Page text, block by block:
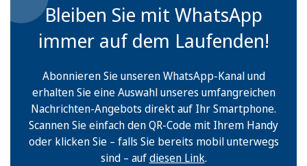
Bleiben Sie mit WhatsApp
immer auf dem Laufenden!
Abonnieren Sie unseren WhatsApp-Kanal und
erhalten Sie eine Auswahl unseres umfangreichen
Nachrichten-Angebots direkt auf Ihr Smartphone.
Scannen Sie einfach den QR-Code mit Ihrem Handy
oder klicken Sie – falls Sie bereits mobil unterwegs
sind – aufdiesen Link.